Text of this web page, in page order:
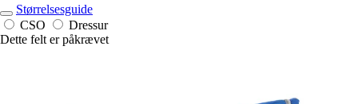
Størrelsesguide
CSO
Dressur
Dette felt er påkrævet